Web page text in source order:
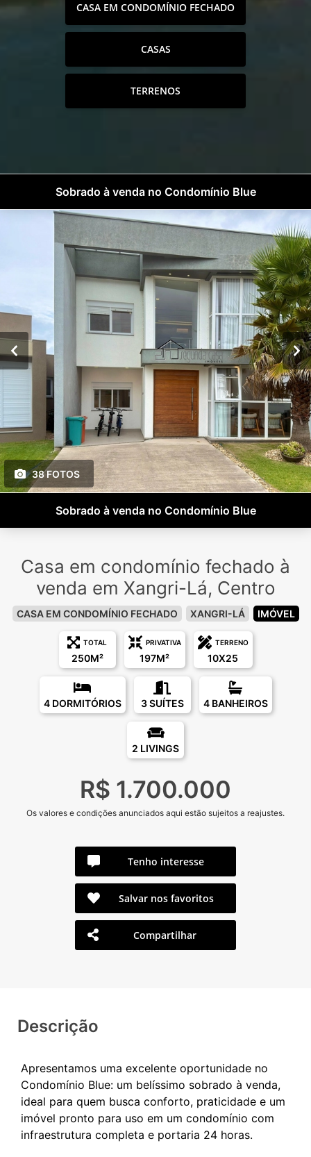
CASA EM CONDOMÍNIO FECHADO
CASAS
TERRENOS
Sobrado à venda no Condomínio Blue
38 FOTOS
Sobrado à venda no Condomínio Blue
Casa em condomínio fechado à
venda em Xangri-Lá, Centro
CASA EM CONDOMÍNIO FECHADO XANGRI-LÁ IMÓVEL
TOTAL
250M²
PRIVATIVA
197M²
TERRENO
10X25
4 DORMITÓRIOS 3 SUÍTES 4 BANHEIROS
2 LIVINGS
R$ 1.700.000
Os valores e condições anunciados aqui estão sujeitos a reajustes.
Tenho interesse
Salvar nos favoritos
Compartilhar
Descrição
Apresentamos uma excelente oportunidade no
Condomínio Blue: um belíssimo sobrado à venda,
ideal para quem busca conforto, praticidade e um
imóvel pronto para uso em um condomínio com
infraestrutura completa e portaria 24 horas.